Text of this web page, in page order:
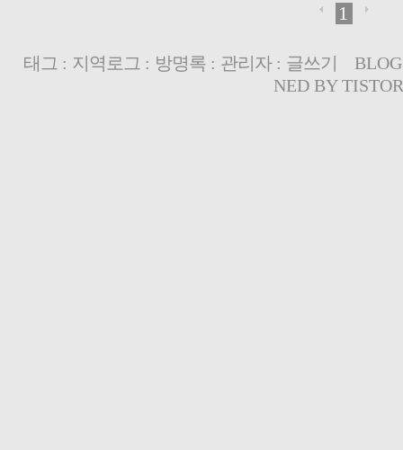
1
태그 : 지역로그 : 방명록: 관리자: 글쓰기
NED BY